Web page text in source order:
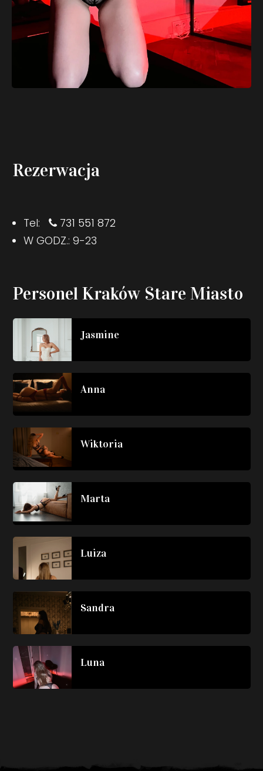
Rezerwacja
Tel:
731 551 872
W GODZ.: 9-23
Personel Kraków Stare Miasto
Jasmine
Anna
Wiktoria
Marta
Luiza
Sandra
Luna